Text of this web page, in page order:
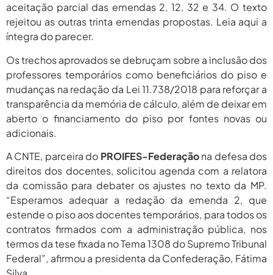
aceitação parcial das emendas 2, 12, 32 e 34. O texto
rejeitou as outras trinta emendas propostas. Leia aqui a
íntegra do parecer.
Os trechos aprovados se debruçam sobre a inclusão dos
professores temporários como beneficiários do piso e
mudanças na redação da Lei 11.738/2018 para reforçar a
transparência da memória de cálculo, além de deixar em
aberto o financiamento do piso por fontes novas ou
adicionais.
A CNTE, parceira do PROIFES-Federaçãona defesa dos
direitos dos docentes, solicitou agenda com a relatora
da comissão para debater os ajustes no texto da MP.
“Esperamos adequar a redação da emenda 2, que
estende o piso aos docentes temporários, para todos os
contratos firmados com a administração pública, nos
termos da tese fixada no Tema 1308 do Supremo Tribunal
Federal”, afirmou a presidenta da Confederação, Fátima